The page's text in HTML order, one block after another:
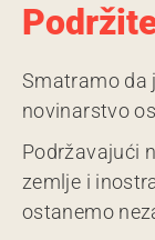
Smatramo da
novinarstvo
Podržavajući
zemlje i
ostanemo